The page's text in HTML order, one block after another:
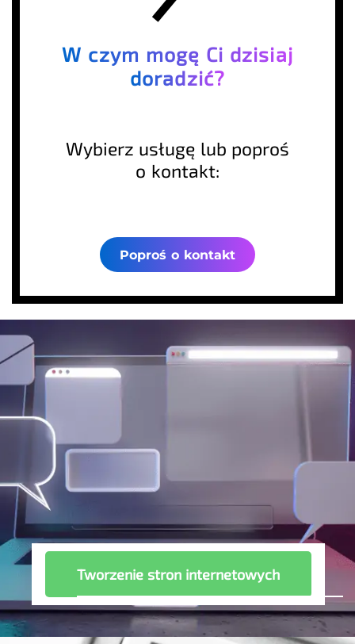
W czym mogę Ci dzisiaj
doradzić?
Wybierz usługę lub poproś
o kontakt:
Poproś o kontakt
Tworzenie stron internetowych